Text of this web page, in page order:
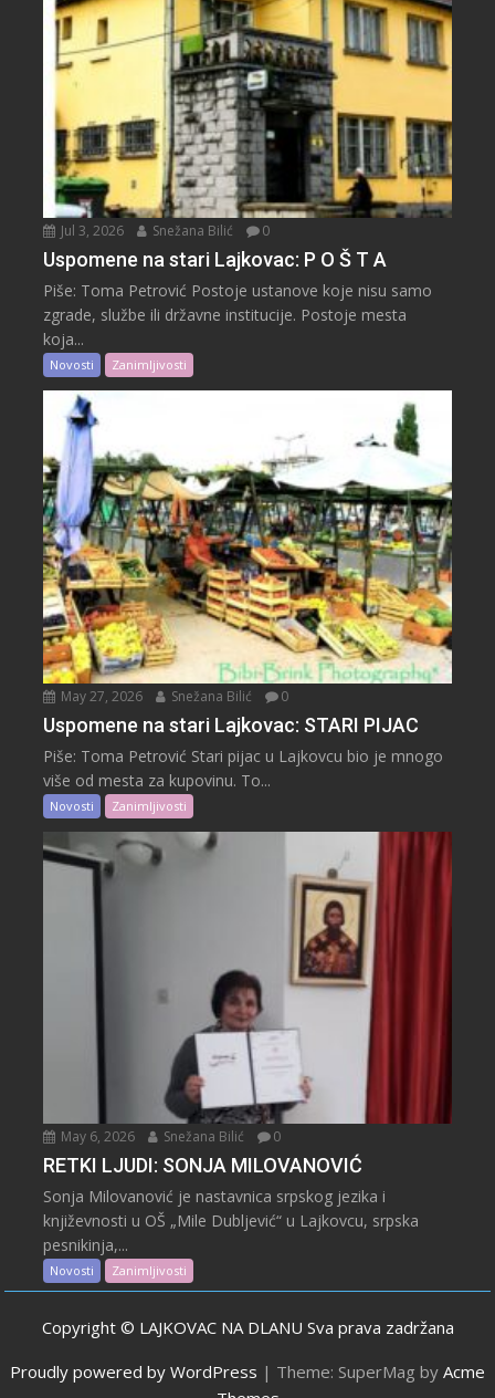
Jul 3, 2026 Snežana Bilić 0
Uspomene na stari Lajkovac: P O Š T A
Piše: Toma Petrović Postoje ustanove koje nisu samo
zgrade, službe ili državne institucije. Postoje mesta
koja...
Novosti Zanimljivosti
May 27, 2026 Snežana Bilić 0
Uspomene na stari Lajkovac: STARI PIJAC
Piše: Toma Petrović Stari pijac u Lajkovcu bio je mnogo
više od mesta za kupovinu. To...
Novosti Zanimljivosti
May 6, 2026 Snežana Bilić 0
RETKI LJUDI: SONJA MILOVANOVIĆ
Sonja Milovanović je nastavnica srpskog jezika i
književnosti u OŠ „Mile Dubljević“ u Lajkovcu, srpska
pesnikinja,...
Novosti Zanimljivosti
Copyright © LAJKOVAC NA DLANU Sva prava zadržana
Proudly powered by WordPress | Theme: SuperMag by Acme